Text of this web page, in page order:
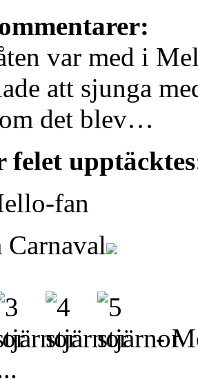
var med i
att sjunga
det blev…
felet
fan
Carnaval
-